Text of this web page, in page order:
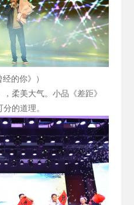
经的你》）
柔美大气。小品《差距》
的道理。